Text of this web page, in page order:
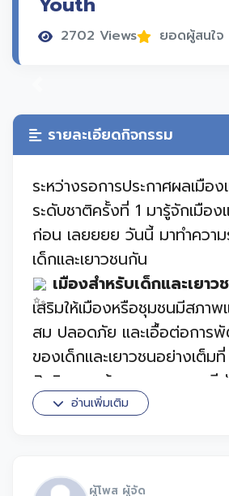
2702 Views ยอดผู้สนใจ
รายละเอียดกิจกรรม
ระหว่างรอการประกาศผลเมือ
ระดับชาติครั้งที่ 1 มารู้จักเมือง
ก่อน เลยยยย วันนี้ มาทำควา
เด็กและเยาวชนกัน
เมืองสำหรับเด็กและเยาว
เสริมให้เมืองหรือชุมชนมีสภาพ
สม ปลอดภัย และเอื้อต่อการ
ของเด็กและเยาวชนอย่างเต็ม
สิทธิ ความต้องการ และการมีส่
พวกเขาในการกำหนดทิศทางขอ
เลือกพื้นที่ปลอดภัยสำหรับตนเอ
อ่านเพิ่มเติม
ผู้โพส ผู้จัด